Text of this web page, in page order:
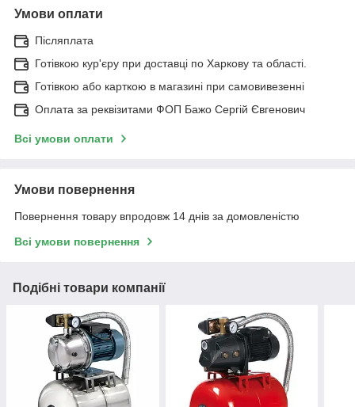
Умови оплати
Післяплата
Готівкою кур'єру при доставці по Харкову та області.
Готівкою або карткою в магазині при самовивезенні
Оплата за реквізитами ФОП Бажо Сергій Євгенович
Всі умови оплати
Умови повернення
Повернення товару впродовж 14 днів за домовленістю
Всі умови повернення
Подібні товари компанії